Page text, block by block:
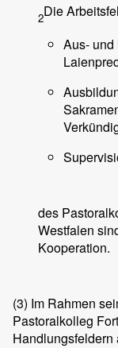
2Die
Aus-
des
Westfalen
Kooperation.
(3) Im Rahmen
Pastoralkolleg
Handlungsfeldern